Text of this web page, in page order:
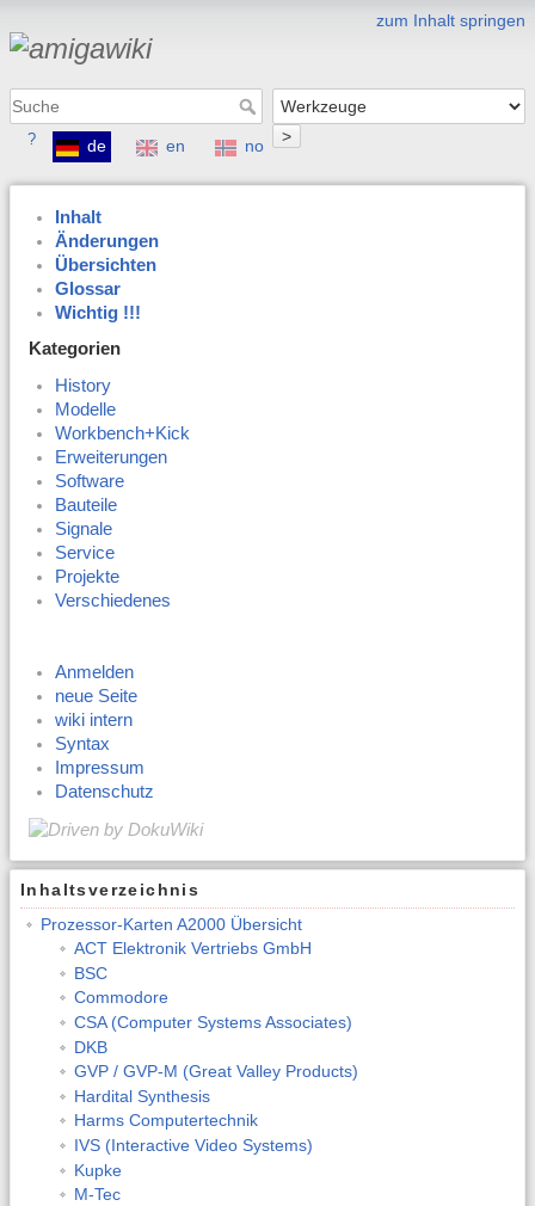
zum Inhalt springen
>
? de en no
Inhalt
Änderungen
Übersichten
Glossar
Wichtig !!!
Kategorien
History
Modelle
Workbench+Kick
Erweiterungen
Software
Bauteile
Signale
Service
Projekte
Verschiedenes
Anmelden
neue Seite
wiki intern
Syntax
Impressum
Datenschutz
Inhaltsverzeichnis
Prozessor-Karten A2000 Übersicht
ACT Elektronik Vertriebs GmbH
BSC
Commodore
CSA (Computer Systems Associates)
DKB
GVP / GVP-M (Great Valley Products)
Hardital Synthesis
Harms Computertechnik
IVS (Interactive Video Systems)
Kupke
M-Tec